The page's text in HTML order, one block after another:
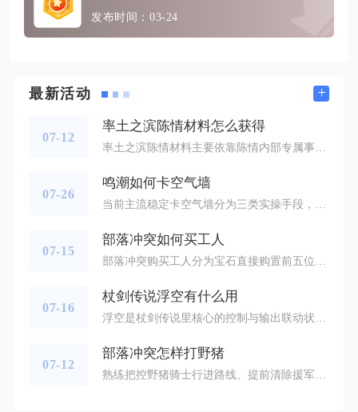
发布时间：03-24
最新活动 +
07-12
率土之滨陈情材料怎么获得
07-26
鸣潮如何卡空气墙
07-15
部落冲突如何买工人
部落冲突购买工人分为宝石直接购置前五位基础工人、解锁夜世界专属第六工人、特权卡获取临时辅助工人三类方式，前五位工人可在商店直接消耗宝石购买，第六工人奥仔需完成夜世界系列条件解锁，额外学徒工人依靠特权卡搭配宝石获取，全部工人解锁流程均无需复杂氪金，零氪玩家依靠日常积累宝石就能逐步集齐基础五工人。初始进入游戏自带一座免费工人小屋，对应第一位工人，新手教程阶段会引导花费250宝石购置第二座工人小屋，第三座工人小屋售价500宝石，第四座定价1000宝石，第五座需要2000宝石，五座工
07-16
杖剑传说浮空有什么用
浮空是杖剑传说里核心的控制与输出联动状态，核心作用是规避敌方反击伤害、解锁专属增伤效果、打断敌方技能循环，同时配合特定技能打出连续压制效果，不管是PVP对战骑士职业，还是PVE挑战各类副本首领都有着不可替代的作用。被施加浮空状态的目标无法触发格挡反击机制，这一点专门针对拥有高额格挡与反击被动的骑士单位，术士这类依赖多段持续输出的职业，只要让目标保持浮空，就能放心打出全部技能伤害，不用担心被敌方反击反噬血量，不过敌方格挡判定会直接中断浮空状态，搭配驱散类技能清除敌方格挡buff
07-12
部落冲突怎样打野猪
熟练把控野猪骑士行进路线、提前清除援军与陷阱威胁、配合适配配兵和精准法术释放，就能稳定用野猪流派打出三星战果，这套打法适配八本至高本全部对战场景，核心逻辑围绕野猪无视城墙、只攻击防御建筑的兵种机制展开，规避致命陷阱与分散伤害是整套战术的重中之重。野猪骑士自身不会主动反击英雄、城堡援兵和骷髅陷阱单位，一旦放任这类单位持续输出，整支猪群会快速被消耗殆尽，同时连片巨型炸弹是野猪流派最大天敌，两处巨型炸弹相邻摆放会瞬间清空扎堆野猪，弹簧陷阱单次可弹飞三头野猪，这类点位都要在战前侦查阶